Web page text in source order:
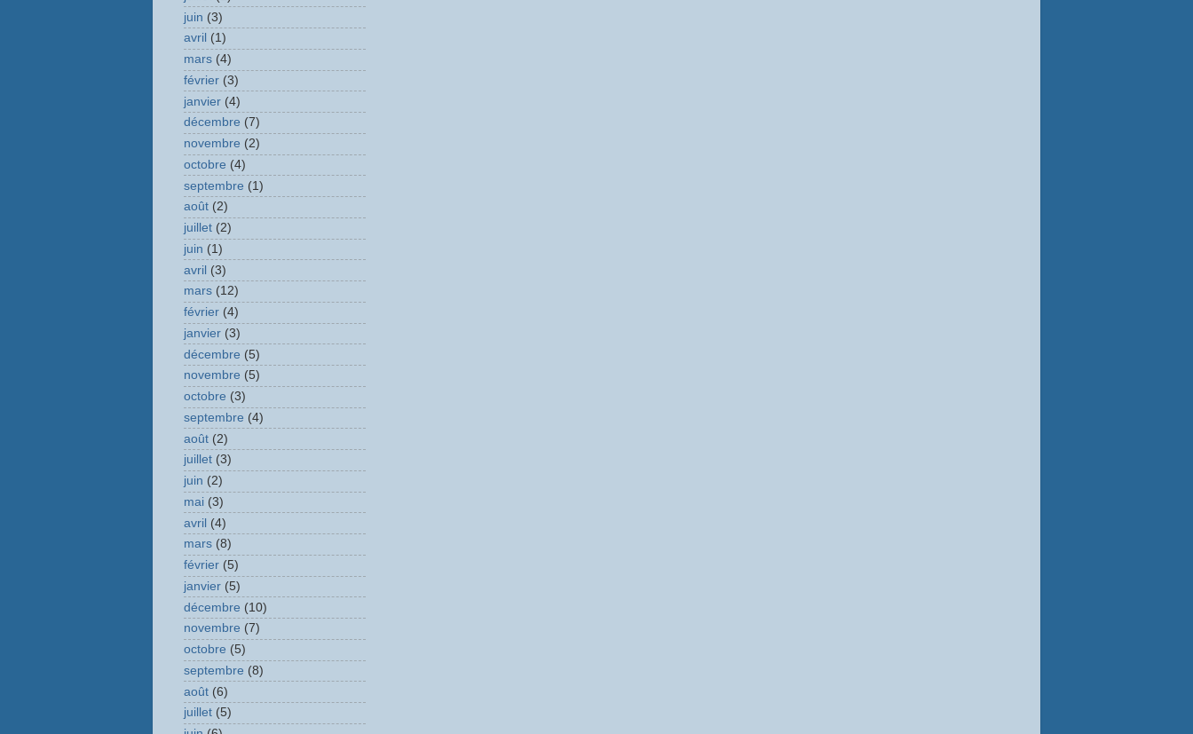
juin (3)
avril (1)
mars (4)
février (3)
janvier (4)
décembre (7)
novembre (2)
octobre (4)
septembre (1)
août (2)
juillet (2)
juin (1)
avril (3)
mars (12)
février (4)
janvier (3)
décembre (5)
novembre (5)
octobre (3)
septembre (4)
août (2)
juillet (3)
juin (2)
mai (3)
avril (4)
mars (8)
février (5)
janvier (5)
décembre (10)
novembre (7)
octobre (5)
septembre (8)
août (6)
juillet (5)